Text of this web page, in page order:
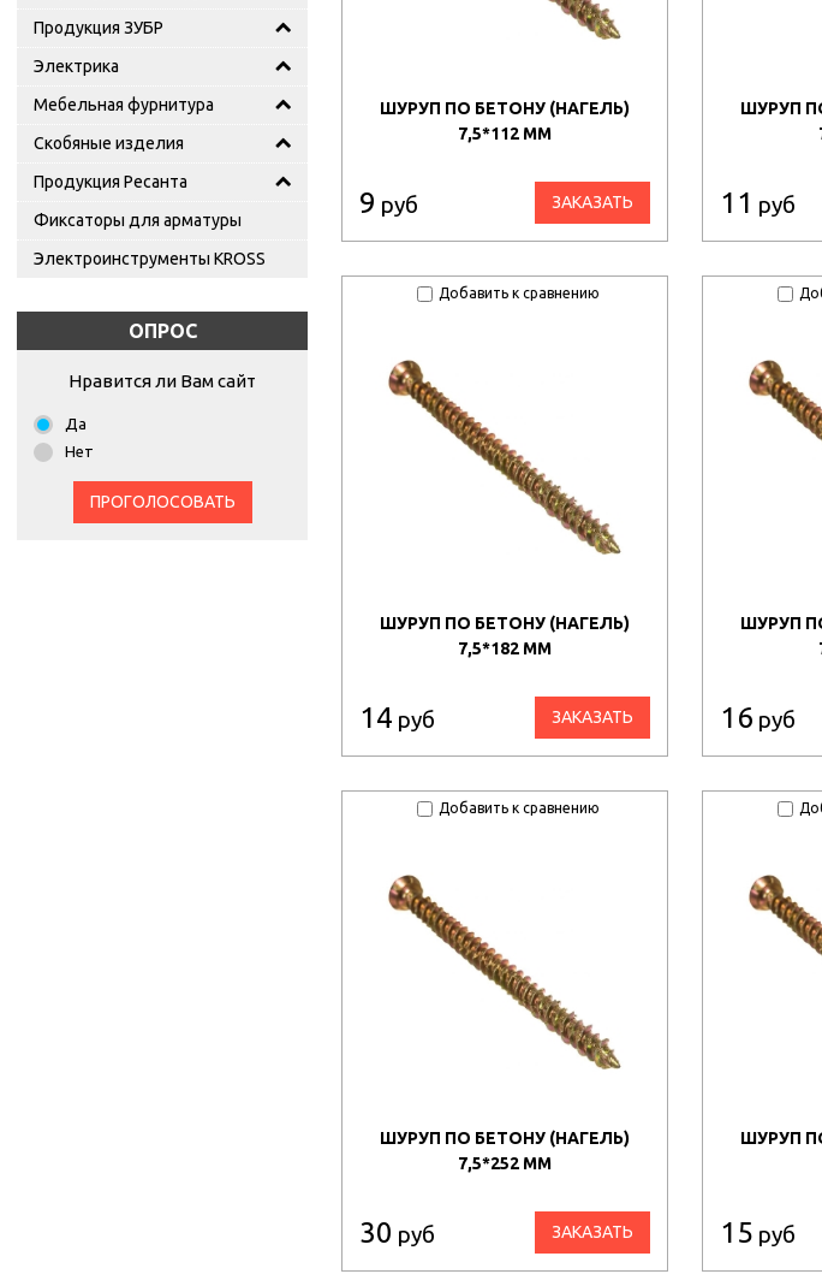
Продукция ЗУБР
Электрика
Мебельная фурнитура
Скобяные изделия
Продукция Ресанта
Фиксаторы для арматуры
Электроинструменты KROSS
ОПРОС
Нравится ли Вам сайт
Да
Нет
ПРОГОЛОСОВАТЬ
ШУРУП ПО БЕТОНУ (НАГЕЛЬ)
7,5*112 ММ
9 руб ЗАКАЗАТЬ
ШУРУП
11 руб
Добавить к сравнению
ШУРУП ПО БЕТОНУ (НАГЕЛЬ)
7,5*182 ММ
14 руб ЗАКАЗАТЬ
ШУРУП
16 руб
Добавить к сравнению
ШУРУП ПО БЕТОНУ (НАГЕЛЬ)
7,5*252 ММ
30 руб ЗАКАЗАТЬ
ШУРУП
15 руб